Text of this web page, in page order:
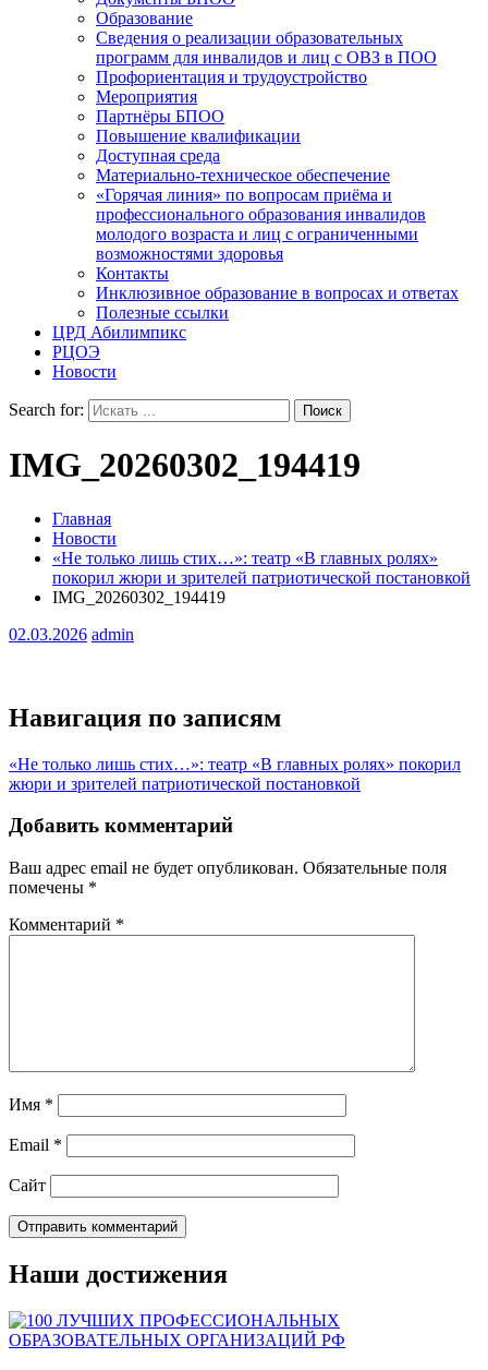
Образование
Сведения о реализации образовательных
программ для инвалидов и лиц с ОВЗ в ПОО
Профориентация и трудоустройство
Мероприятия
Партнёры БПОО
Повышение квалификации
Доступная среда
Материально-техническое обеспечение
«Горячая линия» по вопросам приёма и
профессионального образования инвалидов
молодого возраста и лиц с ограниченными
возможностями здоровья
Контакты
Инклюзивное образование в вопросах и ответах
Полезные ссылки
ЦРД Абилимпикс
РЦОЭ
Новости
Search for:
IMG_20260302_194419
Главная
Новости
«Не только лишь стих…»: театр «В главных ролях»
покорил жюри и зрителей патриотической постановкой
IMG_20260302_194419
02.03.2026 admin
Навигация по записям
«Не только лишь стих…»: театр «В главных ролях» покорил
жюри и зрителей патриотической постановкой
Добавить комментарий
Ваш адрес email не будет опубликован. Обязательные поля
помечены *
Комментарий *
Имя *
Email *
Сайт
Наши достижения